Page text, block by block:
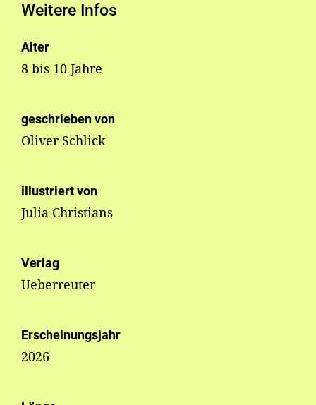
Weitere Infos
Alter
8 bis 10 Jahre
geschrieben von
Oliver Schlick
illustriert von
Julia Christians
Verlag
Ueberreuter
Erscheinungsjahr
2026